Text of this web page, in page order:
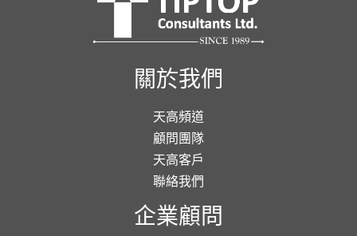
關於我們
天高頻道
顧問團隊
天高客戶
聯絡我們
企業顧問